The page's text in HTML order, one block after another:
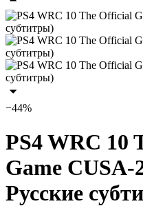
−44%
PS4 WRC 10
Game CUSA-
Русские